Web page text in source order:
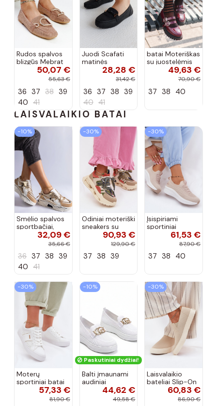
Rudos spalvos
blizgūs Mebrat
bateliai50,07 €
55,63 €
36 37 38 39
40 41
Juodi Scafati
matinės
apdailos bateliai
28,28 €
31,42 €
36 37 38 39
40 41
batai Moteriškas
su juostelėmis
su lako efektu
bordo spalvos
49,63 €
70,90 €
37 38 40
LAISVALAIKIO BATAI
−10%
Smėlio spalvos
sportbačiai,
dekoruoti Valdez
cirkonio virvele
32,09 €
35,66 €
36 37 38 39
40 41
−30%
Odiniai moteriški
sneakers su
platforma D&A
CR61-3133
90,93 €
129,90 €
37 38 39
−30%
Įsispiriami
sportiniai
bateliai Kobbo
102425 smėlio
61,53 €
87,90 €
37 38 40
−30%
Moterų
sportiniai batai
su ažūro
elementais Big
57,33 €
81,90 €
−10%
Paskutiniai dydžiai!
Balti įmaunami
audiniai
sportbačiai su
44,62 €
49,58 €
−30%
Laisvalaikio
bateliai Slip-On
Big Star
RR274721 smėlio
60,83 €
86,90 €